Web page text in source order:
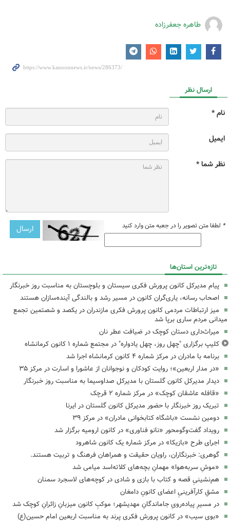
طاهره جعفرزاده
ارسال نظر
نام *
ایمیل
نظر شما *
* لطفا متن تصویر را در جعبه متن وارد کنید
تازه‌ترین استان‌ها
پیام مدیرکل کانون پرورش فکری سیستان و بلوچستان به مناسبت روز خبرنگار
اصحاب رسانه، یاری‌گران کانون در مسیر رشد و بالندگی آینده‌سازان هستند
میز ارتباطات مردمی کانون پرورش فکری مازندران در یکصد و شصتمین تجمع
میدانی مردم ساری برپا شد
میراث‌داری دستان کوچک در ضیافت عطر نان
کلیپ برگزاری "چهل روز، چهل یادواره" در مجتمع شماره ۱ کانون کرمانشاه
برنامه با مادران در مرکز شماره ۴ کانون کرمانشاه اجرا شد
«در مدار اربعین»؛ روایت کودکان و نوجوانان از عاشورا و اسارت در مرکز ۳۵
دیدار مدیرکل کانون گلستان با مدیرکل صداوسیما به مناسبت روز خبرنگار
«قافله عاشقان کوچک» در مرکز شماره ۲ قرچک
تبریک روز خبرنگار با حضور مدیرکل کانون گلستان در ایرنا
دومین نشست «باشگاه کتابخوانی مادران» در مرکز ۳۹
رویداد گفت‌وگومحور «نانو فناوری» در کانون ارومیه برگزار شد
اجرای طرح «بازیکا» در مرکز شماره یک کانون شاهرود
گوهری: خبرنگاران، راویان حقیقت و همراهان فرهنگ و تربیت هستند.
«موشِ سربه‌هوا» مهمانِ بچه‌های کلاته‌اسد میامی شد
هم‌نشینیِ قصه و کتاب با بازی و شادی در کوچه‌های لاسجرد سمنان
مشقِ کارآفرینیِ اعضای کانونِ دامغان
در مسیرِ پیاده‌رویِ جاماندگانِ مهدیشهر؛ موکبِ کانون میزبانِ زائرانِ کوچک شد
«بوی سیب» در کانون پرورش فکری پرند به مناسبت اربعین امام حسین(ع)